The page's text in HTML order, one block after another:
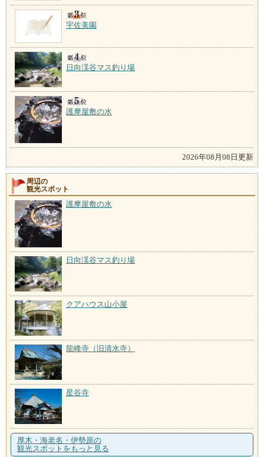
宇佐美園
日向渓谷マス釣り場
護摩屋敷の水
2026年08月08日更新
周辺の
観光スポット
護摩屋敷の水
日向渓谷マス釣り場
クアハウス山小屋
龍峰寺（旧清水寺）
星谷寺
厚木・海老名・伊勢原の
観光スポットをもっと見る